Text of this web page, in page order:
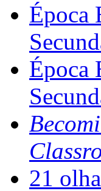
Época
Época
21